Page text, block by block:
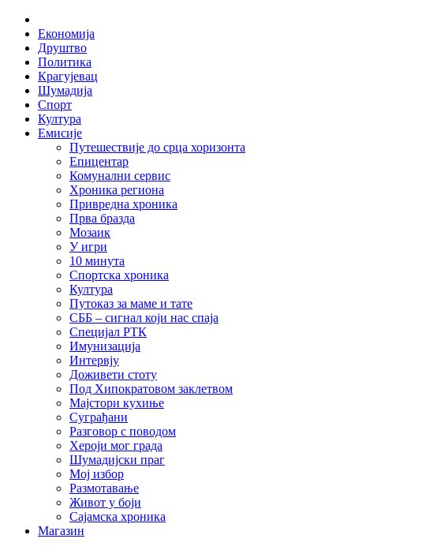
Skip
content
Економија
Друштво
Политика
Крагујевац
Шумадија
Спорт
Култура
Емисије
Путешествије до срца хоризонта
Епицентар
Комунални сервис
Хроника региона
Привредна хроника
Прва бразда
Мозаик
У игри
10 минута
Спортска хроника
Култура
Путоказ за маме и тате
СББ – сигнал који нас спаја
Специјал РТК
Имунизација
Интервју
Доживети стоту
Под Хипократовом заклетвом
Мајстори кухиње
Суграђани
Разговор с поводом
Хероји мог града
Шумадијски праг
Мој избор
Размотавање
Живот у боји
Сајамска хроника
Магазин